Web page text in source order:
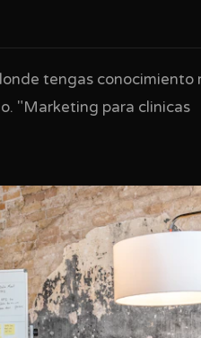
tengas conocimiento
"Marketing para clinicas